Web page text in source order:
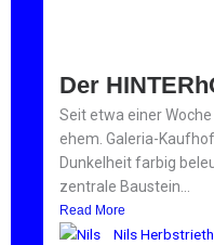
Der
Seit etwa einer
ehem. Galeria-
Dunkelheit farbig
zentrale Baustein...
Read More
Nils Herbstrieth